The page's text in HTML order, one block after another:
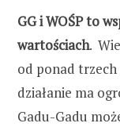
GG i WOŚP to
wartościach.
od ponad trzech
działanie ma
Gadu-Gadu